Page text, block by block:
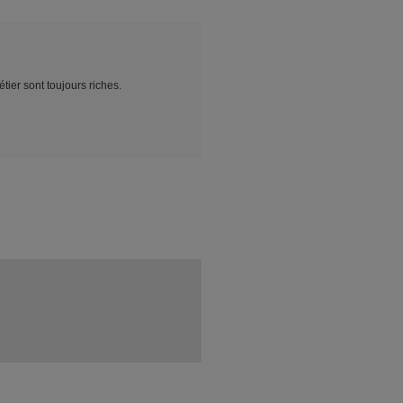
sont toujours riches.